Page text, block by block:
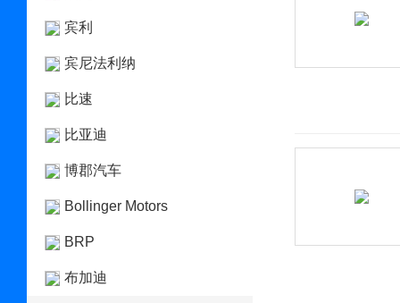
宾利
宾尼法利纳
比速
比亚迪
博郡汽车
Bollinger Motors
BRP
布加迪